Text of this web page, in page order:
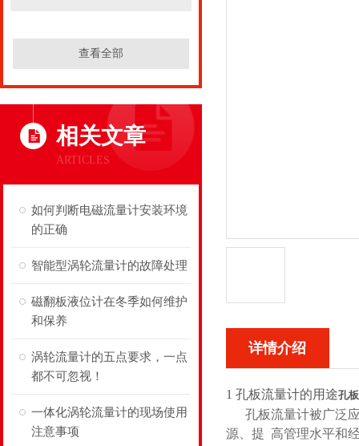
查看全部
相关文章
ARTICLES
如何判断电磁流量计安装环境
的正确
智能型涡轮流量计的故障处理
磁翻板液位计在冬季如何维护
和保养
涡轮流量计的五点要求，一点
都不可忽视！
一体化涡轮流量计的现场使用
注意事项
详情介绍
1 孔板流量计的用途孔
孔板流量计被广泛应
源、提 高管理水平和